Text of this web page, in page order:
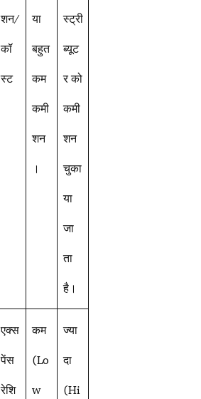
शन/
कॉ
स्ट
या
बहुत
कम
कमी
शन
।
स्ट्री
ब्यूट
र को
कमी
शन
चुका
या
जा
ता
है।
एक्स
पेंस
रेशि
कम
(Lo
w
ज्या
दा
(Hi